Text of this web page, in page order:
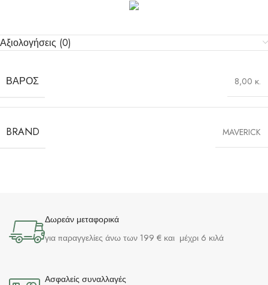
Αξιολογήσεις (0)
ΒΆΡΟΣ 8,00 κ.
BRAND MAVERICK
Δωρεάν μεταφορικά
για παραγγελίες άνω των 199 € και μέχρι 6 κιλά
Ασφαλείς συναλλαγές